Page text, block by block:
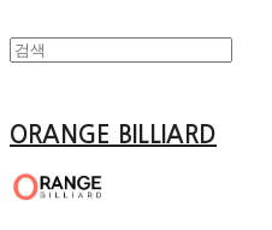
ORANGE BILLIARD